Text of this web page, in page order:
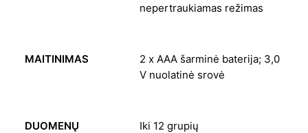
nepertraukiamas režimas
MAITINIMAS
2 x AAA šarminė baterija; 3,0
V nuolatinė srovė
DUOMENŲ
Iki 12 grupių